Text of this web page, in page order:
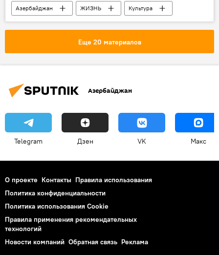
Азербайджан ЖИЗНЬ
Культура
МУЛЬТИМЕДИА
Новости
Видео
Еще 20 материалов
Азербайджан
Telegram Дзен VK Макс
О проекте Контакты Правила использования
Политика конфиденциальности
Политика использования Cookie
Правила применения рекомендательных
технологий
Новости компаний Обратная связь Реклама